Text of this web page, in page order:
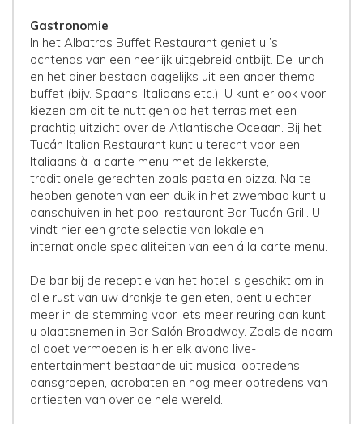
Gastronomie
In het Albatros Buffet Restaurant geniet u ’s
ochtends van een heerlijk uitgebreid ontbijt. De lunch
en het diner bestaan dagelijks uit een ander thema
buffet (bijv. Spaans, Italiaans etc.). U kunt er ook voor
kiezen om dit te nuttigen op het terras met een
prachtig uitzicht over de Atlantische Oceaan. Bij het
Tucán Italian Restaurant kunt u terecht voor een
Italiaans à la carte menu met de lekkerste,
traditionele gerechten zoals pasta en pizza. Na te
hebben genoten van een duik in het zwembad kunt u
aanschuiven in het pool restaurant Bar Tucán Grill. U
vindt hier een grote selectie van lokale en
internationale specialiteiten van een á la carte menu.
De bar bij de receptie van het hotel is geschikt om in
alle rust van uw drankje te genieten, bent u echter
meer in de stemming voor iets meer reuring dan kunt
u plaatsnemen in Bar Salón Broadway. Zoals de naam
al doet vermoeden is hier elk avond live-
entertainment bestaande uit musical optredens,
dansgroepen, acrobaten en nog meer optredens van
artiesten van over de hele wereld.